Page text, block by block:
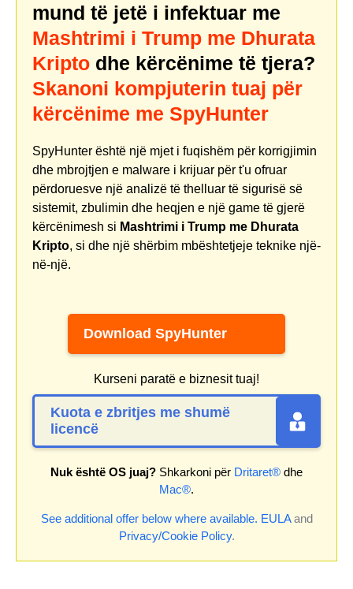
mund të jetë i infektuar me
Mashtrimi i Trump me Dhurata
Kripto dhe kërcënime të tjera?
Skanoni kompjuterin tuaj për
kërcënime me SpyHunter
SpyHunter është një mjet i fuqishëm për korrigjimin
dhe mbrojtjen e malware i krijuar për t'u ofruar
përdoruesve një analizë të thelluar të sigurisë së
sistemit, zbulimin dhe heqjen e një game të gjerë
kërcënimesh si Mashtrimi i Trump me Dhurata
Kripto, si dhe një shërbim mbështetjeje teknike një-
në-një.
Download SpyHunter
Kurseni paratë e biznesit tuaj!
Kuota e zbritjes me shumë
licencë
Nuk është OS juaj? Shkarkoni për Dritaret® dhe
Mac®.
See additional offer below where available. EULAand
Privacy/Cookie Policy.